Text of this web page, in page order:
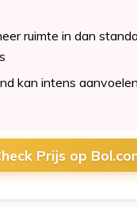
ruimte in dan
kan intens
Prijs op